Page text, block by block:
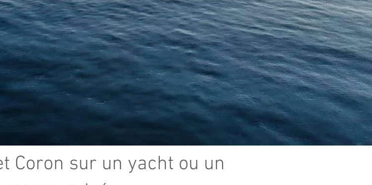
Coron sur un yacht ou un